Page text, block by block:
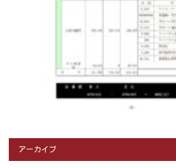
アーカイブ